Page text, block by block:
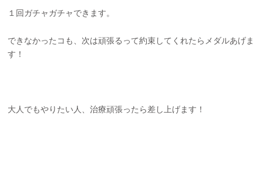
１回ガチャガチャできます。
できなかったコも、次は頑張るって約束してくれたらメダルあげま
す！
大人でもやりたい人、治療頑張ったら差し上げます！